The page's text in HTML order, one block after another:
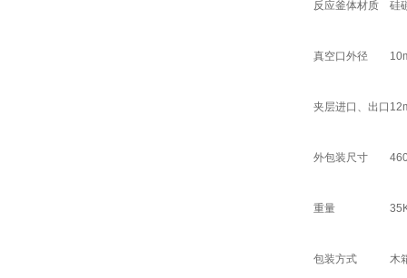
反应釜体材质 硅
真空口外径
夹层进口、出口
外包装尺寸
重量
包装方式 木